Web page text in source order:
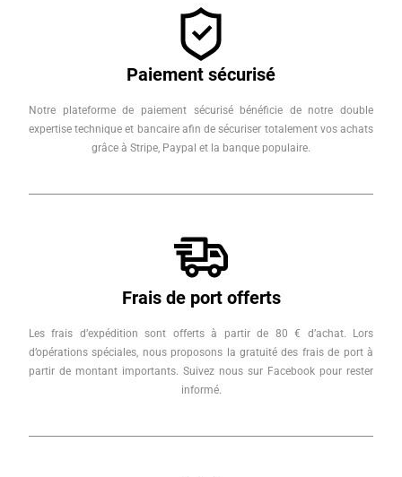
Paiement sécurisé
Notre plateforme de paiement sécurisé bénéficie de notre double
expertise technique et bancaire afin de sécuriser totalement vos achats
grâce à Stripe, Paypal et la banque populaire.
Frais de port offerts
Les frais d’expédition sont offerts à partir de 80 € d’achat. Lors
d’opérations spéciales, nous proposons la gratuité des frais de port à
partir de montant importants. Suivez nous sur Facebook pour rester
informé.